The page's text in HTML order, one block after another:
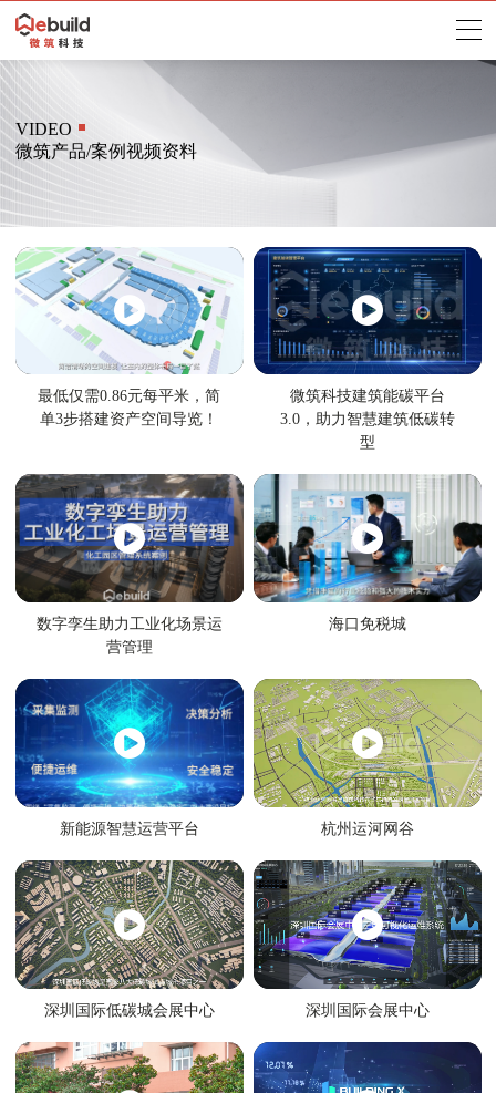
VIDEO
微筑产品/案例视频资料
最低仅需0.86元每平米，简
单3步搭建资产空间导览！
微筑科技建筑能碳平台
3.0，助力智慧建筑低碳转
型
数字孪生助力工业化场景运
营管理
海口免税城
新能源智慧运营平台 杭州运河网谷
深圳国际低碳城会展中心 深圳国际会展中心